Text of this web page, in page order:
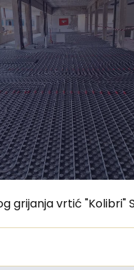
grijanja vrtić "Kolibri"